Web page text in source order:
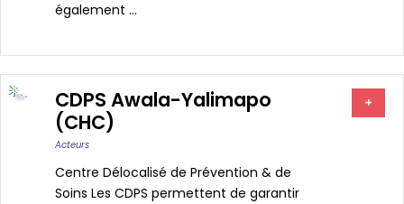
également ...
CDPS Awala-Yalimapo
(CHC)
Acteurs
Centre Délocalisé de Prévention & de
Soins Les CDPS permettent de garantir
+